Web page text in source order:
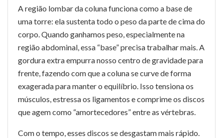
A região lombar da coluna funciona como a base de
uma torre: ela sustenta todo o peso da parte de cima do
corpo. Quando ganhamos peso, especialmente na
região abdominal, essa “base” precisa trabalhar mais. A
gordura extra empurra nosso centro de gravidade para
frente, fazendo com que a coluna se curve de forma
exagerada para manter o equilíbrio. Isso tensiona os
músculos, estressa os ligamentos e comprime os discos
que agem como “amortecedores” entre as vértebras.
Com o tempo, esses discos se desgastam mais rápido.